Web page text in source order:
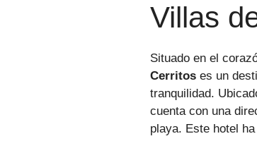
Villas
Situado en el
Cerritos es un
tranquilidad.
cuenta con una
playa. Este hotel